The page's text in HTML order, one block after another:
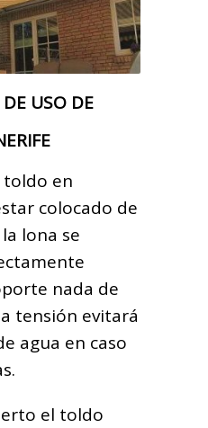
USO DE
toldo en
colocado de
lona se
nada de
tensión evitará
agua en caso
el toldo